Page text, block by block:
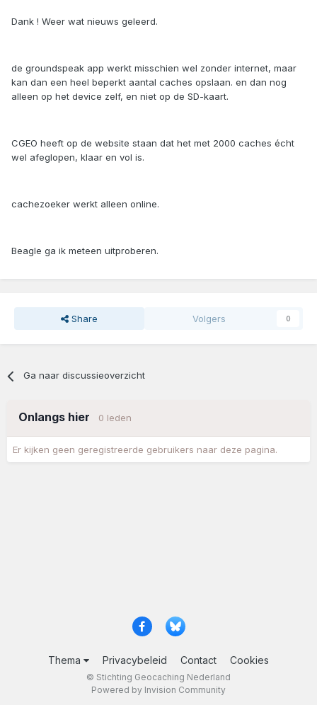
Dank ! Weer wat nieuws geleerd.
de groundspeak app werkt misschien wel zonder internet, maar
kan dan een heel beperkt aantal caches opslaan. en dan nog
alleen op het device zelf, en niet op de SD-kaart.
CGEO heeft op de website staan dat het met 2000 caches écht
wel afeglopen, klaar en vol is.
cachezoeker werkt alleen online.
Beagle ga ik meteen uitproberen.
Share Volgers 0
Ga naar discussieoverzicht
Onlangs hier 0 leden
Er kijken geen geregistreerde gebruikers naar deze pagina.
Thema Privacybeleid Contact Cookies
© Stichting Geocaching Nederland
Powered by Invision Community